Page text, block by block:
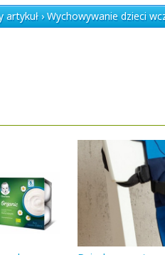
artykuł › Wychowywanie dzieci